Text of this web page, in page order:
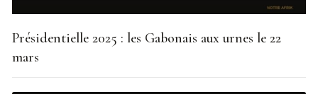
Présidentielle 2025 : les Gabonais aux urnes le 22
mars